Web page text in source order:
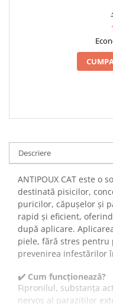
Descriere
ANTIPOUX CAT este o
destinată pisicilor,
puricilor, căpușelor și
rapid și eficient,
după aplicare.
piele, fără stres pentru
prevenirea infestărilor
✔️ Cum funcționează?
Fipronilul, substanța
nervos al paraziților